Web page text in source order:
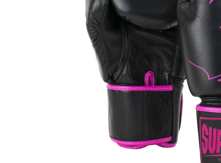
Brazilian Jiu jitsu
Voor
bokszak
Stoot-